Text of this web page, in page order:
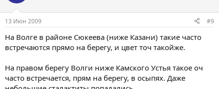
13 Июн 2009 #9
На Волге в районе Сюкеева (ниже Казани) такие часто
встречаются прямо на берегу, и цвет точ такойже.
На правом берегу Волги ниже Камского Устья такое оч
часто встречается, прям на берегу, в осыпях. Даже